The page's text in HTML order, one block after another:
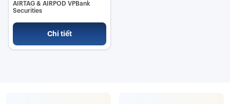
AIRTAG & AIRPOD VPBank
Securities
Chi tiết